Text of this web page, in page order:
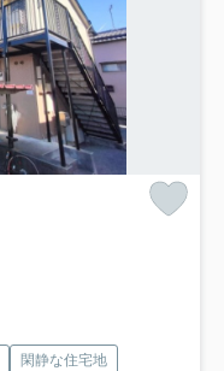
閑静な住宅地